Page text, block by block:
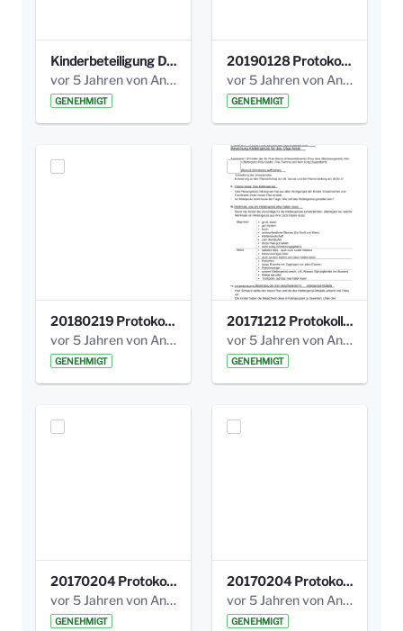
Kinderbeteiligung Dez. 17 _Abstimmung Klettergerüst.pdf
vor 5 Jahren von Anni Schlumberger
GENEHMIGT
20190128 Protokoll der Projektgruppe Olgäle.pdf
vor 5 Jahren von Anni Schlumberger
GENEHMIGT
20180219 Protokoll der Projektgruppe Olgaele2012.pdf
vor 5 Jahren von Anni Schlumberger
GENEHMIGT
20171212 Protokoll-Klettergerüst-3b-neu-.pdf
vor 5 Jahren von Anni Schlumberger
GENEHMIGT
20170204 Protokoll Workshop 2 Promenade Schloßstraße .pdf
vor 5 Jahren von Anni Schlumberger
GENEHMIGT
20170204 Protokoll Workshop 2 Promenade Schloßstraße (1).pdf
vor 5 Jahren von Anni Schlumberger
GENEHMIGT